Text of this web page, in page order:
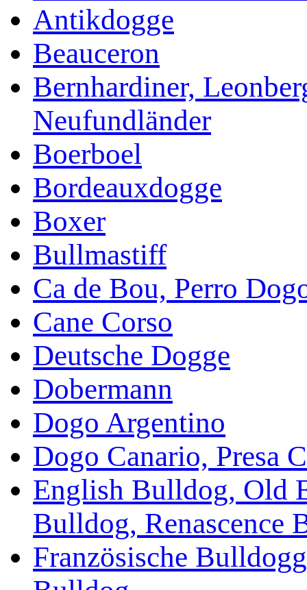
Antikdogge
Beauceron
Bernhardiner,
Neufundländer
Boerboel
Bordeauxdogge
Boxer
Bullmastiff
Ca de Bou, Perro
Cane Corso
Deutsche Dogge
Dobermann
Dogo Argentino
Dogo Canario, Presa
English Bulldog, Old
Bulldog, Renascence
Französische